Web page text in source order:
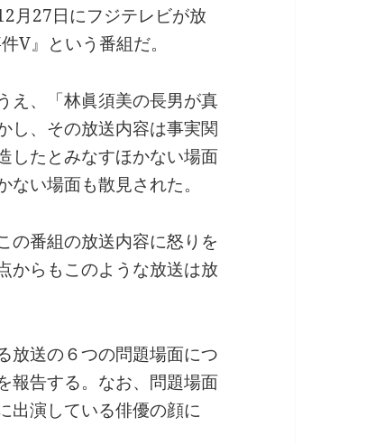
月27日にフジテレビが放
V』という番組だ。
え、「林眞須美の長男が真
し、その放送内容は事実関
したとみなすほかない場面
い場面も散見された。
の番組の放送内容に怒りを
からもこのような放送は放
放送の６つの問題場面につ
報告する。なお、問題場面
出演している俳優の顔に